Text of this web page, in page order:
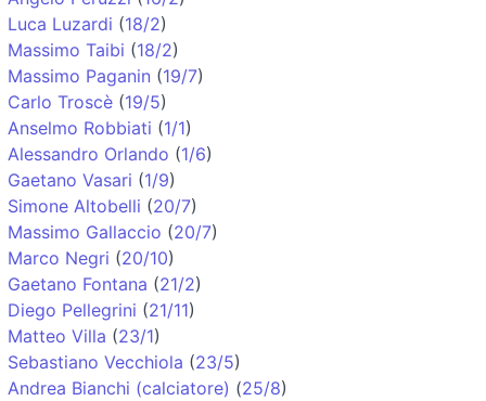
Luca Luzardi (18/2)
Massimo Taibi (18/2)
Massimo Paganin (19/7)
Carlo Troscè (19/5)
Anselmo Robbiati (1/1)
Alessandro Orlando (1/6)
Gaetano Vasari (1/9)
Simone Altobelli (20/7)
Massimo Gallaccio (20/7)
Marco Negri (20/10)
Gaetano Fontana (21/2)
Diego Pellegrini (21/11)
Matteo Villa (23/1)
Sebastiano Vecchiola (23/5)
Andrea Bianchi (calciatore) (25/8)